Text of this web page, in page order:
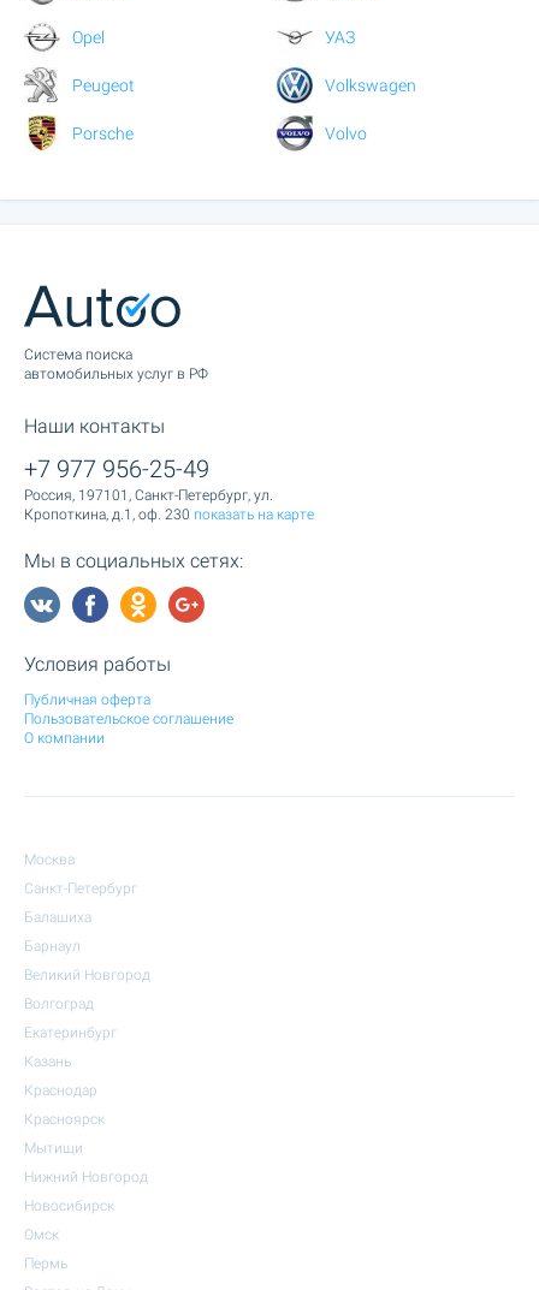
Opel
Peugeot
Porsche
УАЗ
Volkswagen
Volvo
Cистема поиска
автомобильных услуг в РФ
Наши контакты
+7 977 956-25-49
Россия, 197101, Санкт-Петербург, ул.
Кропоткина, д.1, оф. 230 показать на карте
Мы в социальных сетях:
Условия работы
Публичная оферта
Пользовательское соглашение
О компании
Москва
Санкт-Петербург
Балашиха
Барнаул
Великий Новгород
Волгоград
Екатеринбург
Казань
Краснодар
Красноярск
Мытищи
Нижний Новгород
Новосибирск
Омск
Пермь